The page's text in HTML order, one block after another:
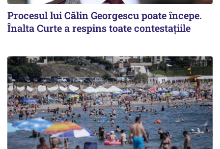
Procesul lui Călin Georgescu poate începe.
Înalta Curte a respins toate contestațiile